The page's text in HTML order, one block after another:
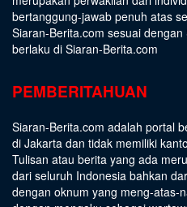
bertanggung-jawab penuh atas
Siaran-Berita.com sesuai dengan
berlaku di Siaran-Berita.com
PEMBERITAHUAN
Siaran-Berita.com adalah portal
di Jakarta dan tidak memiliki
Tulisan atau berita yang ada
dari seluruh Indonesia bahkan
dengan oknum yang meng-atas-